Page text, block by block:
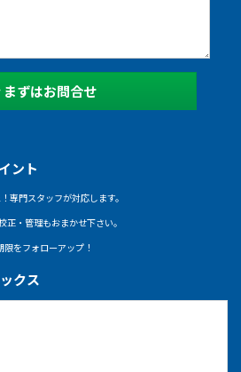
まずはお問合せ
ント
専門スタッフが対応します。
正・管理もおまかせ下さい。
限をフォローアップ！
クス